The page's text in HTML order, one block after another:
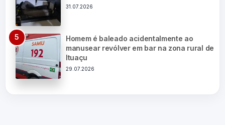
31.07.2026
Homem é baleado acidentalmente ao
manusear revólver em bar na zona rural de
Ituaçu
29.07.2026